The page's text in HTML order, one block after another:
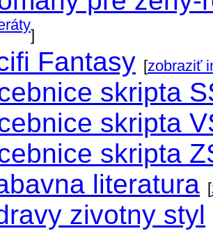
]
Fantasy [zobraziť
skripta
skripta
skripta
literatura [
zivotny styl